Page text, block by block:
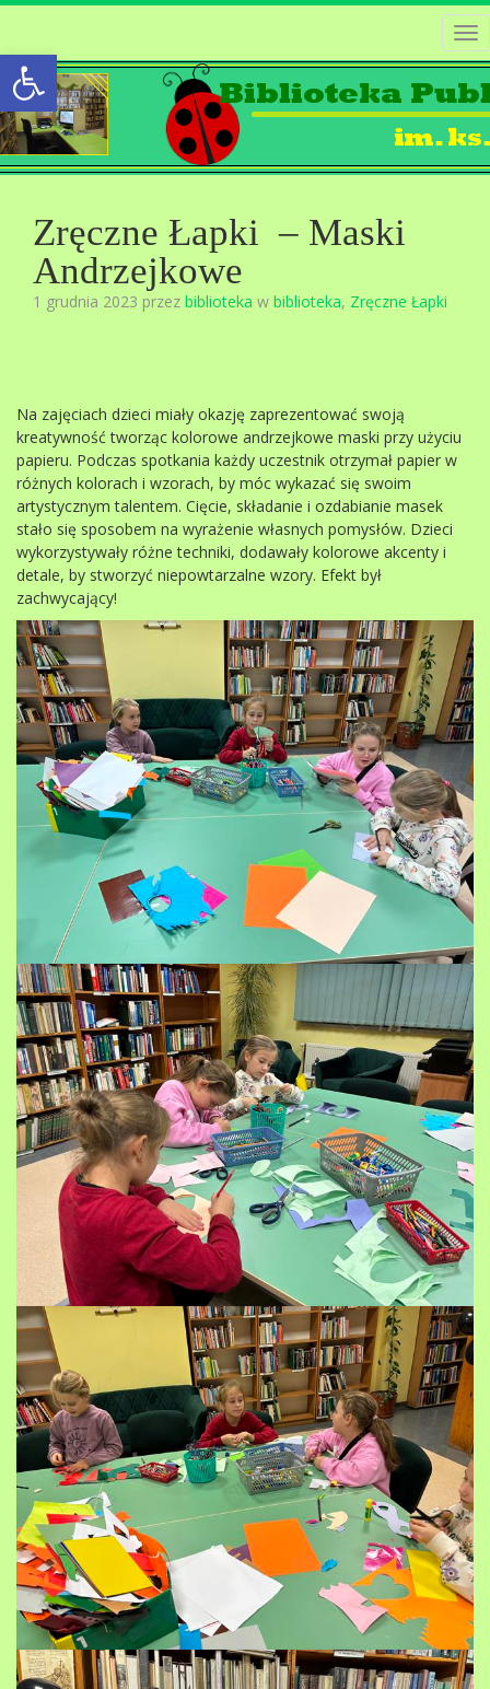
Open toolbar
Zręczne Łapki – Maski
Andrzejkowe
1 grudnia 2023 przez biblioteka w biblioteka, Zręczne Łapki
Na zajęciach dzieci miały okazję zaprezentować swoją
kreatywność tworząc kolorowe andrzejkowe maski przy użyciu
papieru. Podczas spotkania każdy uczestnik otrzymał papier w
różnych kolorach i wzorach, by móc wykazać się swoim
artystycznym talentem. Cięcie, składanie i ozdabianie masek
stało się sposobem na wyrażenie własnych pomysłów. Dzieci
wykorzystywały różne techniki, dodawały kolorowe akcenty i
detale, by stworzyć niepowtarzalne wzory. Efekt był
zachwycający!